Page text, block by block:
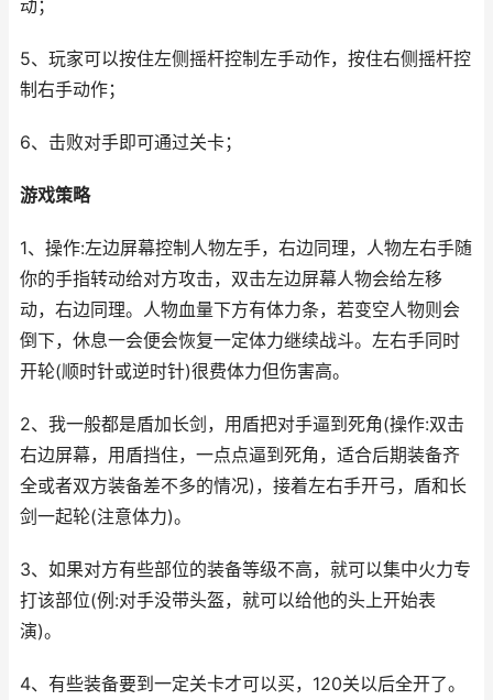
动；
5、玩家可以按住左侧摇杆控制左手动作，按住右侧摇杆控
制右手动作；
6、击败对手即可通过关卡；
游戏策略
1、操作:左边屏幕控制人物左手，右边同理，人物左右手随
你的手指转动给对方攻击，双击左边屏幕人物会给左移
动，右边同理。人物血量下方有体力条，若变空人物则会
倒下，休息一会便会恢复一定体力继续战斗。左右手同时
开轮(顺时针或逆时针)很费体力但伤害高。
2、我一般都是盾加长剑，用盾把对手逼到死角(操作:双击
右边屏幕，用盾挡住，一点点逼到死角，适合后期装备齐
全或者双方装备差不多的情况)，接着左右手开弓，盾和长
剑一起轮(注意体力)。
3、如果对方有些部位的装备等级不高，就可以集中火力专
打该部位(例:对手没带头盔，就可以给他的头上开始表
演)。
4、有些装备要到一定关卡才可以买，120关以后全开了。